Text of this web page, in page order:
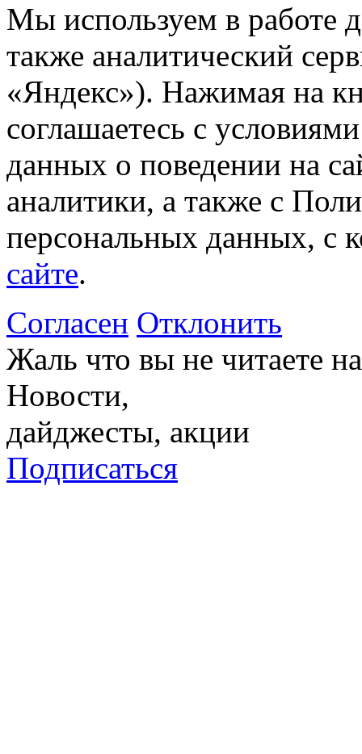
Мы используем в работе
также аналитический
«Яндекс»). Нажимая на
соглашаетесь с
данных о поведении на
аналитики, а также с
персональных данных, с
сайте.
Согласен Отклонить
Жаль что вы не читаете
Новости,
дайджесты, акции
Подписаться